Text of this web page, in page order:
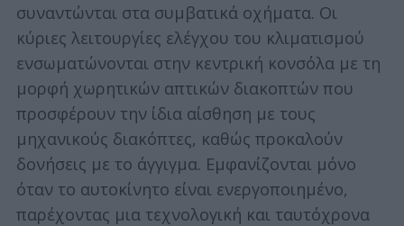
συναντώνται στα συμβατικά οχήματα. Οι
κύριες λειτουργίες ελέγχου του κλιματισμού
ενσωματώνονται στην κεντρική κονσόλα με τη
μορφή χωρητικών απτικών διακοπτών που
προσφέρουν την ίδια αίσθηση με τους
μηχανικούς διακόπτες, καθώς προκαλούν
δονήσεις με το άγγιγμα. Εμφανίζονται μόνο
όταν το αυτοκίνητο είναι ενεργοποιημένο,
παρέχοντας μια τεχνολογική και ταυτόχρονα